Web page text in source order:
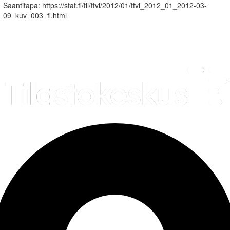
Saantitapa: https://stat.fi/til/ttvi/2012/01/ttvi_2012_01_2012-03-
09_kuv_003_fi.html